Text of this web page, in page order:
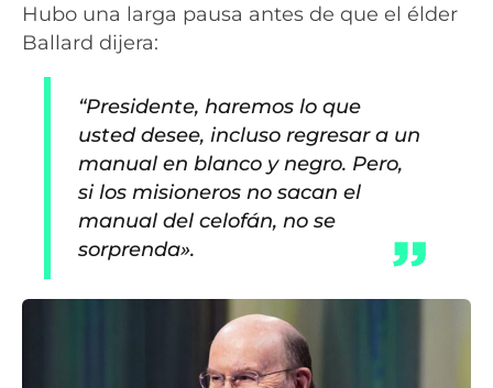
Hubo una larga pausa antes de que el élder
Ballard dijera:
“Presidente, haremos lo que
usted desee, incluso regresar a un
manual en blanco y negro. Pero,
si los misioneros no sacan el
manual del celofán, no se
sorprenda».